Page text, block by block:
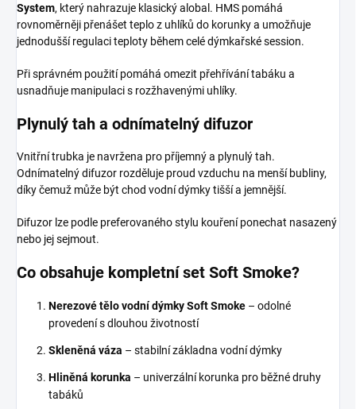
System, který nahrazuje klasický alobal. HMS pomáhá
rovnoměrněji přenášet teplo z uhlíků do korunky a umožňuje
jednodušší regulaci teploty během celé dýmkařské session.
Při správném použití pomáhá omezit přehřívání tabáku a
usnadňuje manipulaci s rozžhavenými uhlíky.
Plynulý tah a odnímatelný difuzor
Vnitřní trubka je navržena pro příjemný a plynulý tah.
Odnímatelný difuzor rozděluje proud vzduchu na menší bubliny,
díky čemuž může být chod vodní dýmky tišší a jemnější.
Difuzor lze podle preferovaného stylu kouření ponechat nasazený
nebo jej sejmout.
Co obsahuje kompletní set Soft Smoke?
Nerezové tělo vodní dýmky Soft Smoke – odolné
provedení s dlouhou životností
Skleněná váza – stabilní základna vodní dýmky
Hliněná korunka – univerzální korunka pro běžné druhy
tabáků